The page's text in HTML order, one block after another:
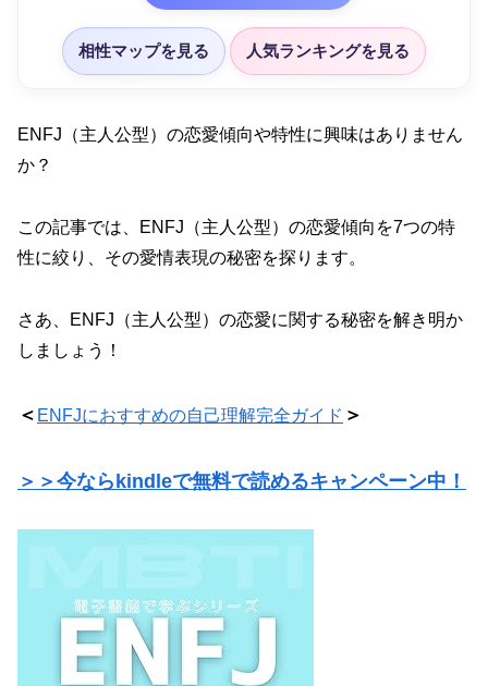
相性マップを見る 人気ランキングを見る
ENFJ（主人公型）の恋愛傾向や特性に興味はありません
か？
この記事では、ENFJ（主人公型）の恋愛傾向を7つの特
性に絞り、その愛情表現の秘密を探ります。
さあ、ENFJ（主人公型）の恋愛に関する秘密を解き明か
しましょう！
＜ ENFJにおすすめの自己理解完全ガイド ＞
＞＞今ならkindleで無料で読めるキャンペーン中！